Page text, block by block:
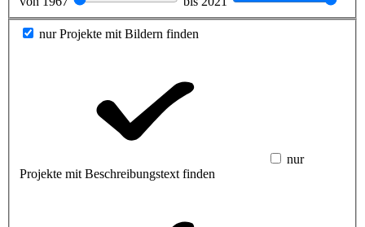
nur Projekte mit Bildern finden
nur
Projekte mit Beschreibungstext finden